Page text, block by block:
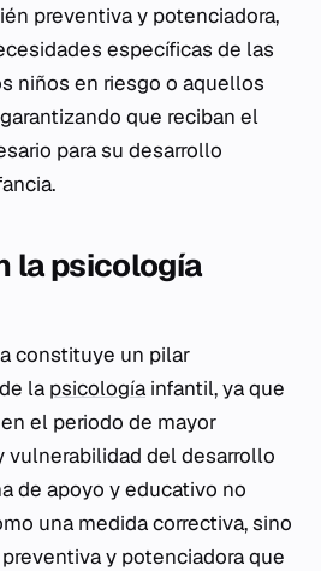
preventiva y potenciadora,
específicas de las
niños en riesgo o aquellos
que reciban el
para su desarrollo
la psicología
constituye un pilar
la psicología infantil, ya que
el periodo de mayor
vulnerabilidad del desarrollo
de apoyo y educativo no
una medida correctiva, sino
y potenciadora que